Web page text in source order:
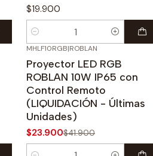
$19.900
Cantidad
MHLF10RGB|ROBLAN
Proyector LED RGB
ROBLAN 10W IP65 con
Control Remoto
(LIQUIDACIÓN - Últimas
Unidades)
$23.900$41.900